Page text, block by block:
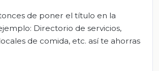
de poner el título en la
Directorio de servicios,
de comida, etc. así te ahorras